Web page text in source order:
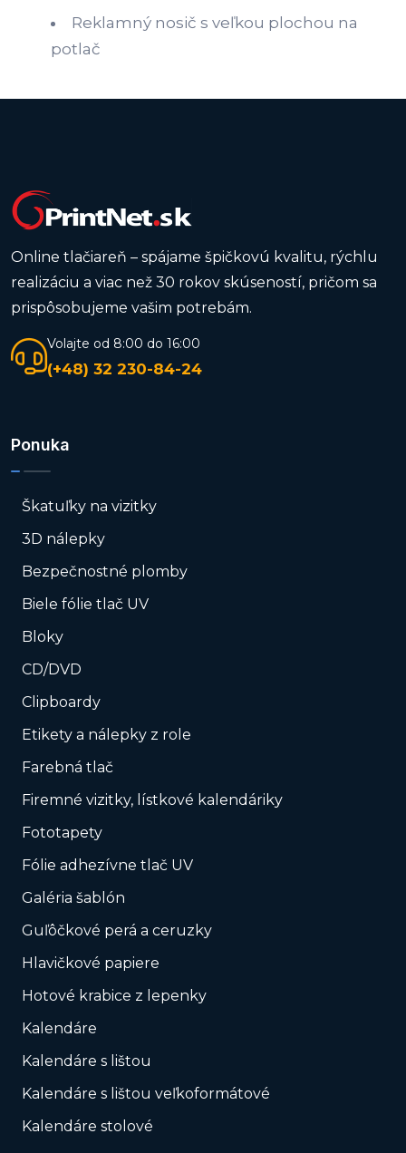
Reklamný nosič s veľkou plochou na
potlač
Online tlačiareň – spájame špičkovú kvalitu, rýchlu
realizáciu a viac než 30 rokov skúseností, pričom sa
prispôsobujeme vašim potrebám.
Volajte od 8:00 do 16:00
(+48) 32 230-84-24
Ponuka
Škatuľky na vizitky
3D nálepky
Bezpečnostné plomby
Biele fólie tlač UV
Bloky
CD/DVD
Clipboardy
Etikety a nálepky z role
Farebná tlač
Firemné vizitky, lístkové kalendáriky
Fototapety
Fólie adhezívne tlač UV
Galéria šablón
Guľôčkové perá a ceruzky
Hlavičkové papiere
Hotové krabice z lepenky
Kalendáre
Kalendáre s lištou
Kalendáre s lištou veľkoformátové
Kalendáre stolové